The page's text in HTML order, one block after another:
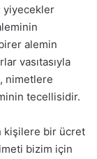
yiyecekler
alemin
vasıtasıyla
nimetlere
tecellisidir.
kişilere bir ücret
bizim için